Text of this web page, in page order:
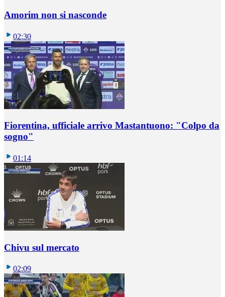
Amorim non si nasconde
02:30
Fiorentina, ufficiale arrivo Mastantuono: "Colpo da
sogno"
01:14
Chivu sul mercato
02:09